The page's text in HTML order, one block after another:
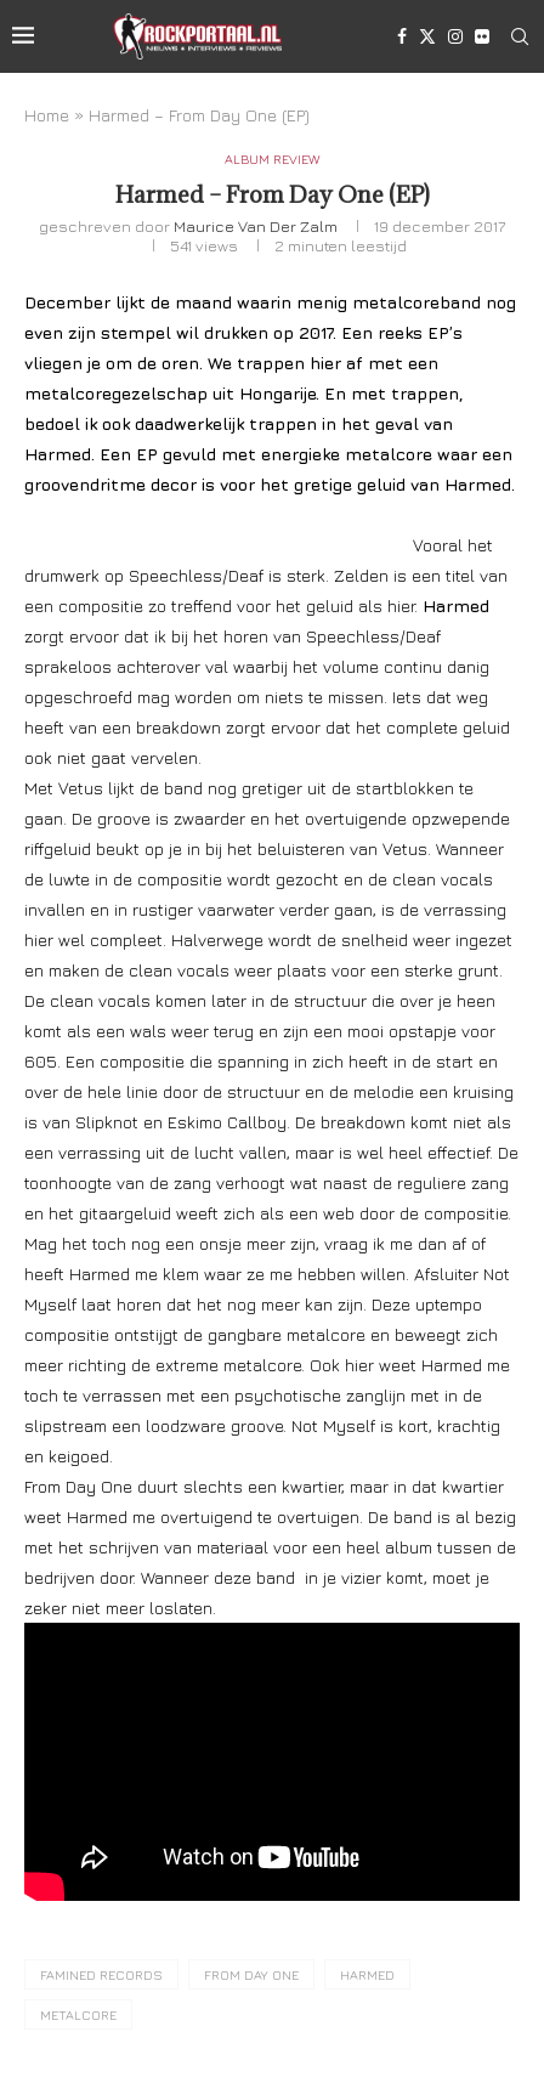
Home » Harmed – From Day One (EP)
ALBUM REVIEW
Harmed – From Day One (EP)
geschreven door Maurice Van Der Zalm
19 december 2017
541 views 2 minuten leestijd
December lijkt de maand waarin menig metalcoreband nog
even zijn stempel wil drukken op 2017. Een reeks EP’s
vliegen je om de oren. We trappen hier af met een
metalcoregezelschap uit Hongarije. En met trappen,
bedoel ik ook daadwerkelijk trappen in het geval van
Harmed. Een EP gevuld met energieke metalcore waar een
groovendritme decor is voor het gretige geluid van Harmed.
Vooral het
drumwerk op Speechless/Deaf is sterk. Zelden is een titel van
een compositie zo treffend voor het geluid als hier. Harmed
zorgt ervoor dat ik bij het horen van Speechless/Deaf
sprakeloos achterover val waarbij het volume continu danig
opgeschroefd mag worden om niets te missen. Iets dat weg
heeft van een breakdown zorgt ervoor dat het complete geluid
ook niet gaat vervelen.
Met Vetus lijkt de band nog gretiger uit de startblokken te
gaan. De groove is zwaarder en het overtuigende opzwepende
riffgeluid beukt op je in bij het beluisteren van Vetus. Wanneer
de luwte in de compositie wordt gezocht en de clean vocals
invallen en in rustiger vaarwater verder gaan, is de verrassing
hier wel compleet. Halverwege wordt de snelheid weer ingezet
en maken de clean vocals weer plaats voor een sterke grunt.
De clean vocals komen later in de structuur die over je heen
komt als een wals weer terug en zijn een mooi opstapje voor
605. Een compositie die spanning in zich heeft in de start en
over de hele linie door de structuur en de melodie een kruising
is van Slipknot en Eskimo Callboy. De breakdown komt niet als
een verrassing uit de lucht vallen, maar is wel heel effectief. De
toonhoogte van de zang verhoogt wat naast de reguliere zang
en het gitaargeluid weeft zich als een web door de compositie.
Mag het toch nog een onsje meer zijn, vraag ik me dan af of
heeft Harmed me klem waar ze me hebben willen. Afsluiter Not
Myself laat horen dat het nog meer kan zijn. Deze uptempo
compositie ontstijgt de gangbare metalcore en beweegt zich
meer richting de extreme metalcore. Ook hier weet Harmed me
toch te verrassen met een psychotische zanglijn met in de
slipstream een loodzware groove. Not Myself is kort, krachtig
en keigoed.
From Day One duurt slechts een kwartier, maar in dat kwartier
weet Harmed me overtuigend te overtuigen. De band is al bezig
met het schrijven van materiaal voor een heel album tussen de
bedrijven door. Wanneer deze band in je vizier komt, moet je
zeker niet meer loslaten.
FAMINED RECORDS FROM DAY ONE HARMED
METALCORE